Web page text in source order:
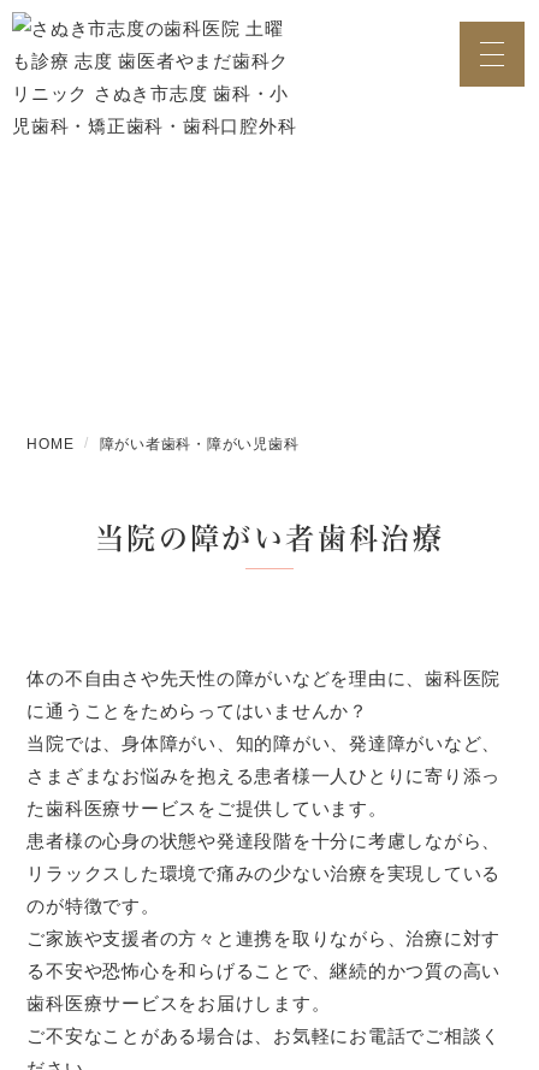
HOME 障がい者歯科・障がい児歯科
当院の障がい者歯科治療
体の不自由さや先天性の障がいなどを理由に、歯科医院
に通うことをためらってはいませんか？
当院では、身体障がい、知的障がい、発達障がいなど、
さまざまなお悩みを抱える患者様一人ひとりに寄り添っ
た歯科医療サービスをご提供しています。
患者様の心身の状態や発達段階を十分に考慮しながら、
リラックスした環境で痛みの少ない治療を実現している
のが特徴です。
ご家族や支援者の方々と連携を取りながら、治療に対す
る不安や恐怖心を和らげることで、継続的かつ質の高い
歯科医療サービスをお届けします。
ご不安なことがある場合は、お気軽にお電話でご相談く